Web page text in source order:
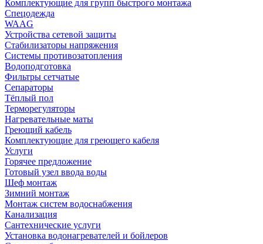
Комплектующие для групп быстрого монтажа
Спецодежда
WAAG
Устройства сетевой защиты
Стабилизаторы напряжения
Системы противозатопления
Водоподготовка
Фильтры сетчатые
Сепараторы
Тёплый пол
Терморегуляторы
Нагревательные маты
Греющий кабель
Комплектующие для греющего кабеля
Услуги
Горячее предложение
Готовый узел ввода воды
Шеф монтаж
Зимний монтаж
Монтаж систем водоснабжения
Канализация
Сантехнические услуги
Установка водонагревателей и бойлеров